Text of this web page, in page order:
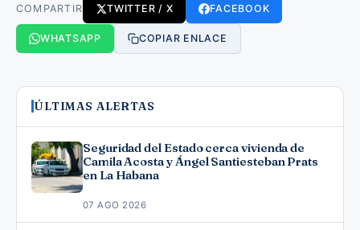
COMPARTIR TWITTER / X FACEBOOK
WHATSAPP COPIAR ENLACE
ÚLTIMAS ALERTAS
Seguridad del Estado cerca vivienda de
Camila Acosta y Ángel Santiesteban Prats
en La Habana
07 AGO 2026